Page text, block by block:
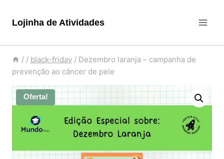
para
Conteúdo
Lojinha de Atividades
/ / black-friday / Dezembro laranja – campanha de
prevenção ao câncer de pele
Oferta!